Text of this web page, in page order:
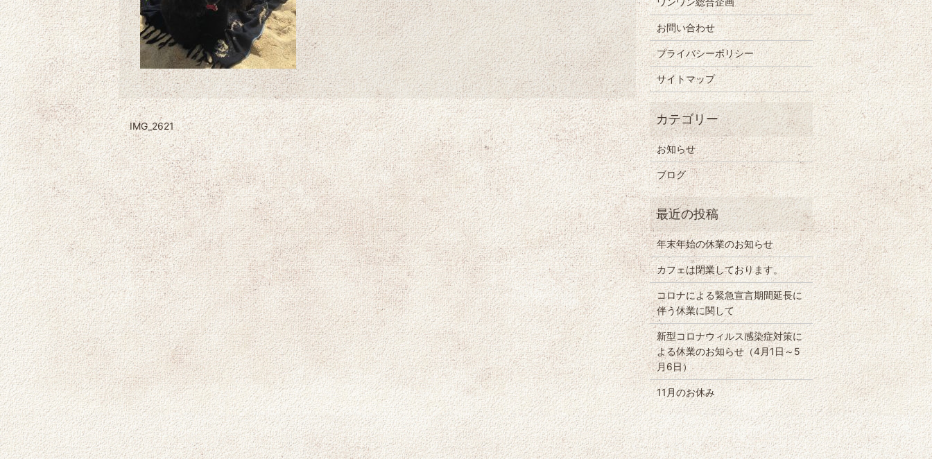
IMG_2621
お問い合わせ
プライバシーポリシー
サイトマップ
お知らせ
ブログ
年末年始の休業のお知らせ
カフェは閉業しております。
コロナによる緊急宣言期間延長に
伴う休業に関して
新型コロナウィルス感染症対策に
よる休業のお知らせ（4月1日～5
月6日）
11月のお休み